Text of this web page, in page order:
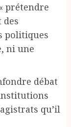
prétendre
des
politiques
ni une
débat
qu’il